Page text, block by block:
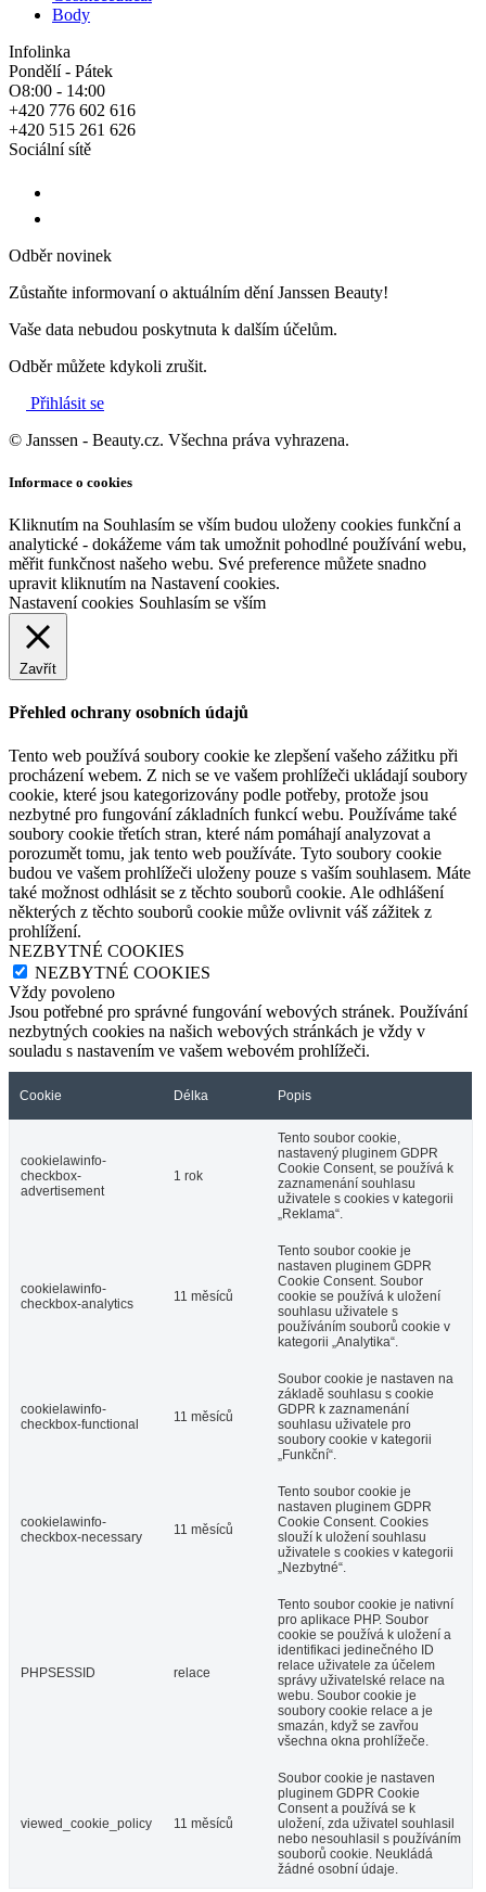
Body
Infolinka
Pondělí - Pátek
O8:00 - 14:00
+420 776 602 616
+420 515 261 626
Sociální sítě
Odběr novinek
Zůstaňte informovaní o aktuálním dění Janssen Beauty!
Vaše data nebudou poskytnuta k dalším účelům.
Odběr můžete kdykoli zrušit.
Přihlásit se
© Janssen - Beauty.cz. Všechna práva vyhrazena.
Informace o cookies
Kliknutím na Souhlasím se vším budou uloženy cookies funkční a
analytické - dokážeme vám tak umožnit pohodlné používání webu,
měřit funkčnost našeho webu. Své preference můžete snadno
upravit kliknutím na Nastavení cookies.
Nastavení cookies Souhlasím se vším
Zavřít
Přehled ochrany osobních údajů
Tento web používá soubory cookie ke zlepšení vašeho zážitku při
procházení webem. Z nich se ve vašem prohlížeči ukládají soubory
cookie, které jsou kategorizovány podle potřeby, protože jsou
nezbytné pro fungování základních funkcí webu. Používáme také
soubory cookie třetích stran, které nám pomáhají analyzovat a
porozumět tomu, jak tento web používáte. Tyto soubory cookie
budou ve vašem prohlížeči uloženy pouze s vaším souhlasem. Máte
také možnost odhlásit se z těchto souborů cookie. Ale odhlášení
některých z těchto souborů cookie může ovlivnit váš zážitek z
prohlížení.
NEZBYTNÉ COOKIES
NEZBYTNÉ COOKIES
Vždy povoleno
Jsou potřebné pro správné fungování webových stránek. Používání
nezbytných cookies na našich webových stránkách je vždy v
souladu s nastavením ve vašem webovém prohlížeči.
Cookie Délka Popis
cookielawinfo-
checkbox-
advertisement
1 rok
Tento soubor cookie,
nastavený pluginem GDPR
Cookie Consent, se používá k
zaznamenání souhlasu
uživatele s cookies v kategorii
„Reklama“.
cookielawinfo-
checkbox-analytics
11 měsíců
Tento soubor cookie je
nastaven pluginem GDPR
Cookie Consent. Soubor
cookie se používá k uložení
souhlasu uživatele s
používáním souborů cookie v
kategorii „Analytika“.
cookielawinfo-
checkbox-functional
11 měsíců
Soubor cookie je nastaven na
základě souhlasu s cookie
GDPR k zaznamenání
souhlasu uživatele pro
soubory cookie v kategorii
„Funkční“.
cookielawinfo-
checkbox-necessary
11 měsíců
Tento soubor cookie je
nastaven pluginem GDPR
Cookie Consent. Cookies
slouží k uložení souhlasu
uživatele s cookies v kategorii
„Nezbytné“.
PHPSESSID relace
Tento soubor cookie je nativní
pro aplikace PHP. Soubor
cookie se používá k uložení a
identifikaci jedinečného ID
relace uživatele za účelem
správy uživatelské relace na
webu. Soubor cookie je
soubory cookie relace a je
smazán, když se zavřou
všechna okna prohlížeče.
viewed_cookie_policy 11 měsíců
Soubor cookie je nastaven
pluginem GDPR Cookie
Consent a používá se k
uložení, zda uživatel souhlasil
nebo nesouhlasil s používáním
souborů cookie. Neukládá
žádné osobní údaje.